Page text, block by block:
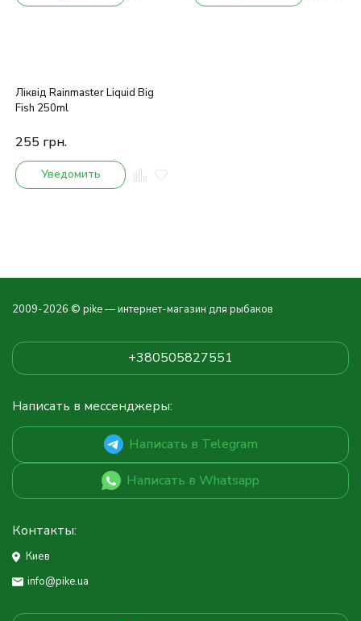
Ліквід Rainmaster Liquid Big
Fish 250ml
255 грн.
Уведомить
2009-2026 © pike — интернет-магазин для рыбаков
+380505827551
Написать в мессенджеры:
Написать в Telegram
Написать в Whatsapp
Контакты:
Киев
info@pike.ua